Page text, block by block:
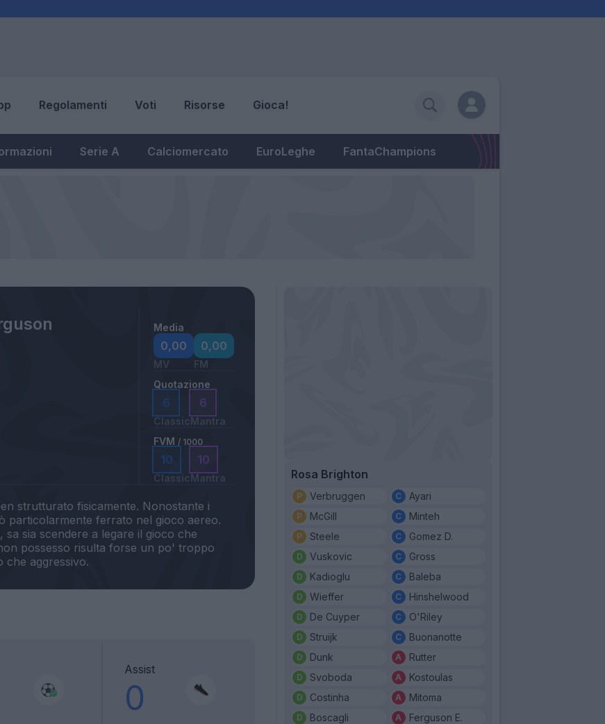
Regolamenti Voti Risorse Gioca!
Serie A Calciomercato EuroLeghe FantaChampions
Media
0,00
MV
0,00
FM
Quotazione
6
Classic
6
Mantra
FVM / 1000
10
Classic
10
Mantra
strutturato fisicamente. Nonostante i
particolarmente ferrato nel gioco aereo.
sia scendere a legare il gioco che
possesso risulta forse un po' troppo
Assist
0
Rosa Brighton
Verbruggen
McGill
Steele
Vuskovic
Kadioglu
Wieffer
De Cuyper
Struijk
Dunk
Svoboda
Costinha
Boscagli
Ayari
Minteh
Gomez D.
Gross
Baleba
Hinshelwood
O'Riley
Buonanotte
Rutter
Kostoulas
Mitoma
Ferguson E.